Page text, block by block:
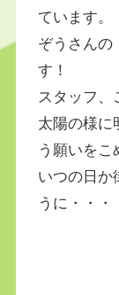
ています。
ぞうさんの
す！
スタッフ、
太陽の様に
う願いをこ
いつの日か
うに・・・